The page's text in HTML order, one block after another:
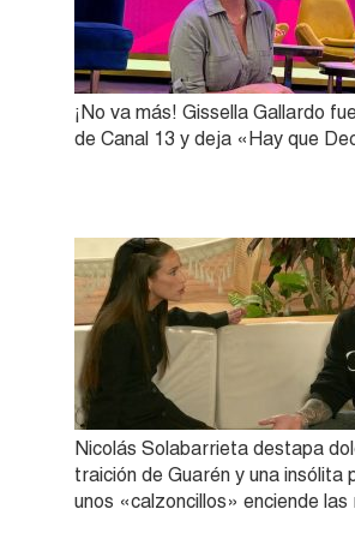
¡No va más! Gissella Gallardo
de Canal 13 y deja «Hay que
Nicolás Solabarrieta destapa
traición de Guarén y una insólita
unos «calzoncillos» enciende las